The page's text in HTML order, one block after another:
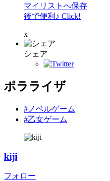
マイリストへ保存
後で便利♪ Click!
x
シェア
ポラライザ
#ノベルゲーム
#乙女ゲーム
kiji
フォロー